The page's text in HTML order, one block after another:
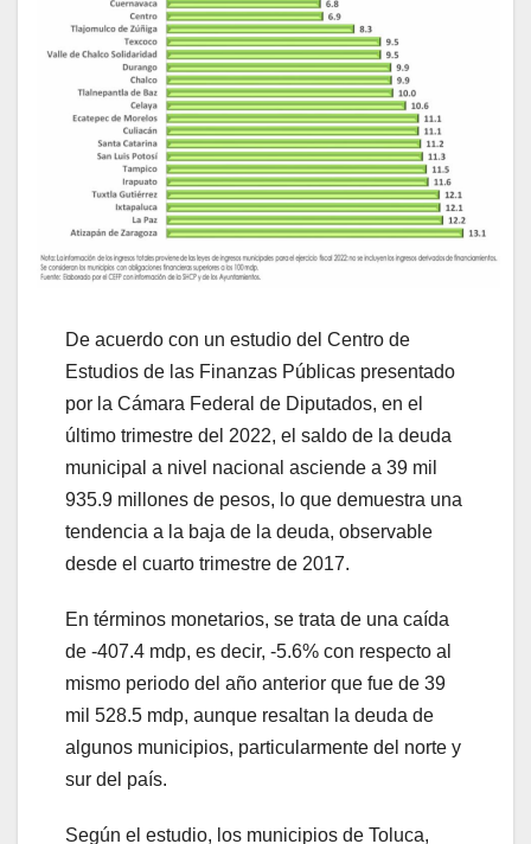
De acuerdo con un estudio del Centro de
Estudios de las Finanzas Públicas presentado
por la Cámara Federal de Diputados, en el
último trimestre del 2022, el saldo de la deuda
municipal a nivel nacional asciende a 39 mil
935.9 millones de pesos, lo que demuestra una
tendencia a la baja de la deuda, observable
desde el cuarto trimestre de 2017.
En términos monetarios, se trata de una caída
de -407.4 mdp, es decir, -5.6% con respecto al
mismo periodo del año anterior que fue de 39
mil 528.5 mdp, aunque resaltan la deuda de
algunos municipios, particularmente del norte y
sur del país.
Según el estudio, los municipios de Toluca,